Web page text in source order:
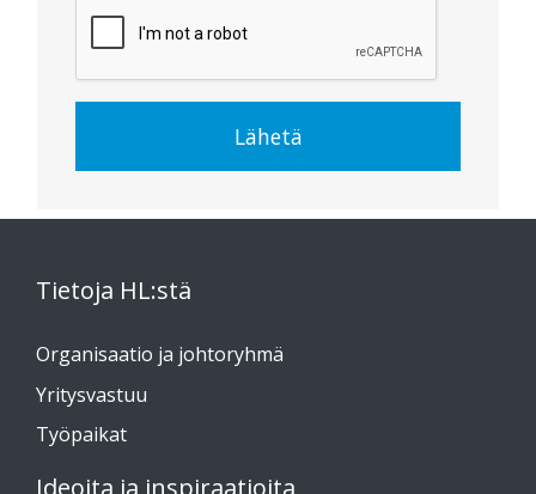
Lähetä
Tietoja HL:stä
Organisaatio ja johtoryhmä
Yritysvastuu
Työpaikat